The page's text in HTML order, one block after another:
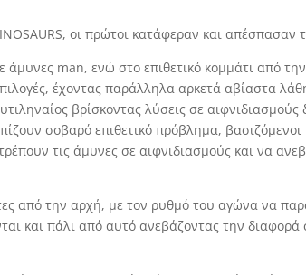
οι πρώτοι κατάφεραν και απέσπασαν
άμυνες man, ενώ στο επιθετικό κομμάτι από
έχοντας παράλληλα αρκετά αβίαστα
βρίσκοντας λύσεις σε
σοβαρό επιθετικό πρόβλημα,
τις άμυνες σε αιφνιδιασμούς και να
από την αρχή, με τον ρυθμό του αγώνα να
και πάλι από αυτό ανεβάζοντας την